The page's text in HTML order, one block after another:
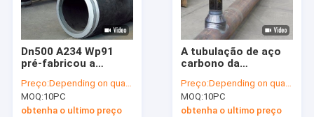
Dn500 A234 Wp91
pré-fabricou a
certificação do CE de
ASME API
Preço:Depending on quantity
MOQ:10PC
obtenha o ultimo preço
A tubulação de aço
carbono da
pré-fabricou para a
planta de gás
Preço:Depending on quantity
MOQ:10PC
obtenha o ultimo preço